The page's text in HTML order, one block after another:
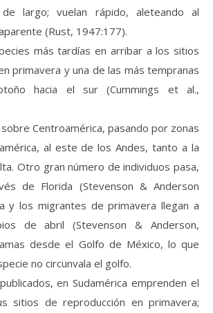
largo; vuelan rápido, aleteando al
(Rust, 1947:177).
más tardías en arribar a los sitios
primavera y una de las más tempranas
hacia el sur (Cummings et al.,
Centroamérica, pasando por zonas
al este de los Andes, tanto a la
Otro gran número de individuos pasa,
de Florida (Stevenson & Anderson
y los migrantes de primavera llegan a
de abril (Stevenson & Anderson,
desde el Golfo de México, lo que
no circunvala el golfo.
en Sudamérica emprenden el
sitios de reproducción en primavera;